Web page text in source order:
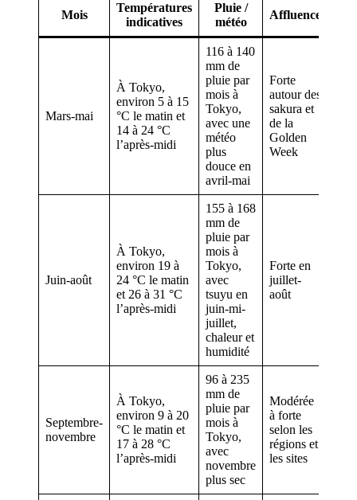
Mois
Températures
indicatives
Pluie /
météo
Affluence
Mars-mai
À Tokyo,
environ 5 à 15
°C le matin et
14 à 24 °C
l’après-midi
116 à 140
mm de
pluie par
mois à
Tokyo,
avec une
météo
plus
douce en
avril-mai
Forte
autour des
sakura et
de la
Golden
Week
Juin-août
À Tokyo,
environ 19 à
24 °C le matin
et 26 à 31 °C
l’après-midi
155 à 168
mm de
pluie par
mois à
Tokyo,
avec
tsuyu en
juin-mi-
juillet,
chaleur et
humidité
Forte en
juillet-
août
Septembre-
novembre
À Tokyo,
environ 9 à 20
°C le matin et
17 à 28 °C
l’après-midi
96 à 235
mm de
pluie par
mois à
Tokyo,
avec
novembre
plus sec
Modérée
à forte
selon les
régions et
les sites